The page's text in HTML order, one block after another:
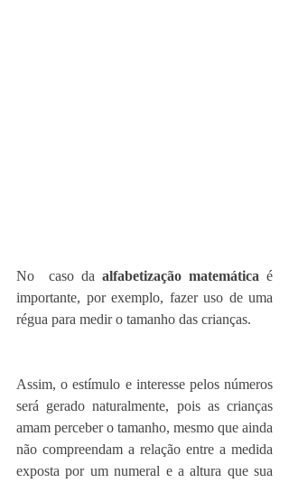
No  caso da alfabetização matemática é
importante, por exemplo, fazer uso de uma
régua para medir o tamanho das crianças.
Assim, o estímulo e interesse pelos números
será gerado naturalmente, pois as crianças
amam perceber o tamanho, mesmo que ainda
não compreendam a relação entre a medida
exposta por um numeral e a altura que sua